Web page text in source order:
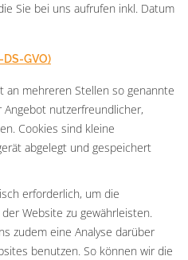
Sie bei uns aufrufen inkl. Datum
DS-GVO)
mehreren Stellen so genannte
Angebot nutzerfreundlicher,
Cookies sind kleine
abgelegt und gespeichert
erforderlich, um die
Website zu gewährleisten.
zudem eine Analyse darüber
benutzen. So können wir die